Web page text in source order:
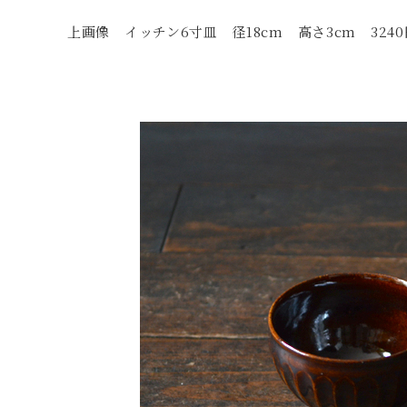
上画像 イッチン6寸皿 径18cm 高さ3cm 3240